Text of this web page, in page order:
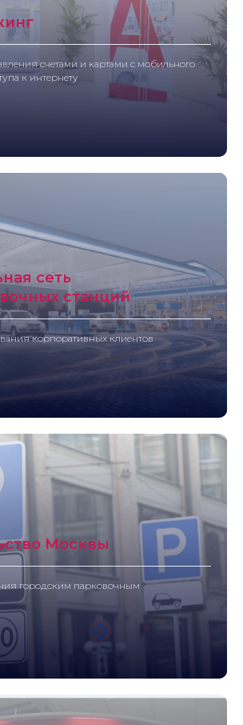
счетами и картами с мобильного
к интернету
сеть
станций
корпоративных клиентов
Москвы
городским парковочным